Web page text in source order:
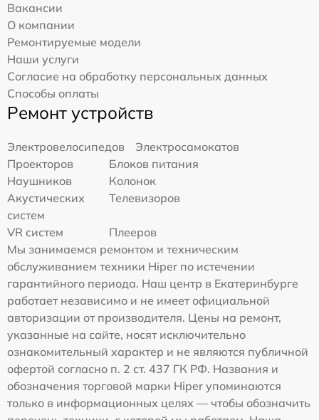
Вакансии
О компании
Ремонтируемые модели
Наши услуги
Согласие на обработку персональных данных
Способы оплаты
Ремонт устройств
Электровелосипедов
Электросамокатов
Проекторов
Блоков питания
Наушников
Колонок
Акустических
систем
Телевизоров
VR систем
Плееров
Мы занимаемся ремонтом и техническим
обслуживанием техники Hiper по истечении
гарантийного периода. Наш центр в Екатеринбурге
работает независимо и не имеет официальной
авторизации от производителя. Цены на ремонт,
указанные на сайте, носят исключительно
ознакомительный характер и не являются публичной
офертой согласно п. 2 ст. 437 ГК РФ. Названия и
обозначения торговой марки Hiper упоминаются
только в информационных целях — чтобы обозначить